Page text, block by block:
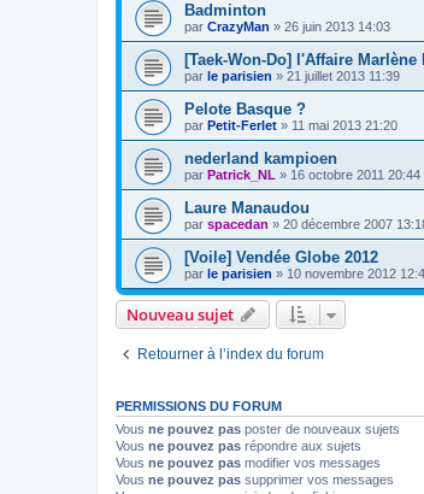
Badminton
par CrazyMan » 26 juin 2013 14:03
[Taek-Won-Do] l'Affaire Marlène
par le parisien » 21 juillet 2013 11:39
Pelote Basque ?
par Petit-Ferlet » 11 mai 2013 21:20
nederland kampioen
par Patrick_NL » 16 octobre 2011 20:44
Laure Manaudou
par spacedan » 20 décembre 2007
[Voile] Vendée Globe 2012
par le parisien » 10 novembre 2012
Nouveau sujet
Retourner à l’index du forum
PERMISSIONS DU FORUM
Vous ne pouvez pas poster de nouveaux sujets
Vous ne pouvez pas répondre aux sujets
Vous ne pouvez pas modifier vos messages
Vous ne pouvez pas supprimer vos messages